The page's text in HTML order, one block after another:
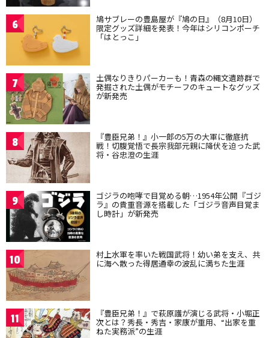
6 鳩サブレーの豊島屋が『鳩の日』（8月10日）
限定グッズ詳細を発表！今年はシリコンポーチ
「はとっこ」
7 土偶なりきりパーカーも！青森の縄文遺跡群で
発掘された土偶がモチーフのキュートなグッズ
が新発売
8 『豊臣兄弟！』小一郎の5万の大軍に徹底抗
戦！切腹覚悟で長宗我部元親に降伏を迫った武
将・谷忠澄の生涯
9 ゴジラの咆哮で目覚める朝…1954年公開『ゴジ
ラ』の貴重音源を搭載した「ゴジラ音声目覚ま
し時計」が新発売
10 村上水軍を率いた戦国武将！幼い弟を支え、共
に海へ散った得居通幸の波乱に満ちた生涯
11 『豊臣兄弟！』で萩原護が演じる武将・小堀正
次とは？秀長・秀吉・家康が重用、“出家を重
ねた実務派”の生涯